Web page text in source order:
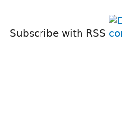
Subscribe with RSS